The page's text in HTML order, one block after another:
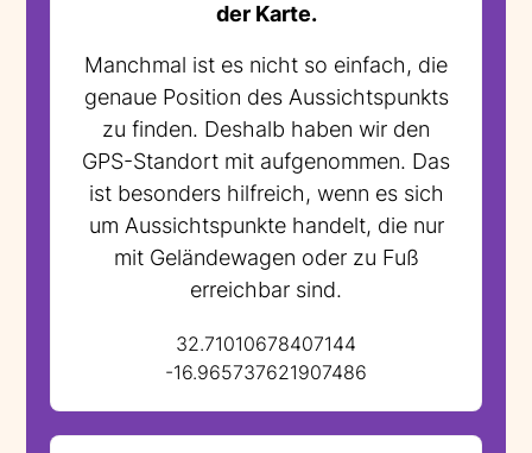
der Karte.
Manchmal ist es nicht so einfach, die
genaue Position des Aussichtspunkts
zu finden. Deshalb haben wir den
GPS-Standort mit aufgenommen. Das
ist besonders hilfreich, wenn es sich
um Aussichtspunkte handelt, die nur
mit Geländewagen oder zu Fuß
erreichbar sind.
32.71010678407144
-16.965737621907486